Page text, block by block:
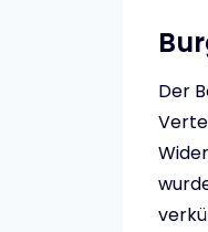
Der